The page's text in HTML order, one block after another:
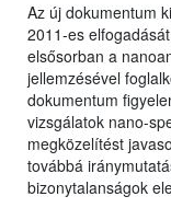
Az új dokumentum
2011-es
elsősorban a
jellemzésével
dokumentum
vizsgálatok nano-
megközelítést
továbbá
bizonytalanságok